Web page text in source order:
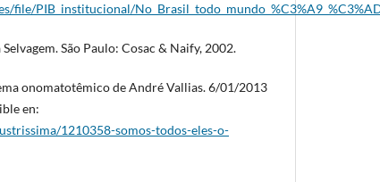
file/PIB_institucional/
Selvagem. São Paulo: Cosac & Naify, 2002.
onomatotêmico de André Vallias. 6/01/2013
en:
1210358-somos-todos-eles-o-